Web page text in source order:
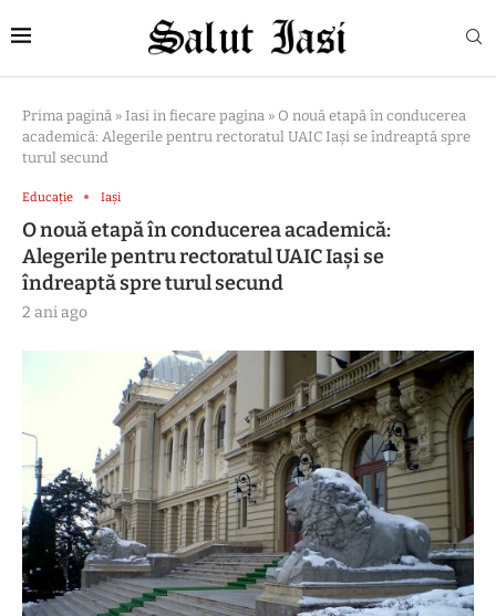
Prima pagină » Iasi in fiecare pagina » O nouă etapă în conducerea
academică: Alegerile pentru rectoratul UAIC Iași se îndreaptă spre
turul secund
Educație Iași
O nouă etapă în conducerea academică:
Alegerile pentru rectoratul UAIC Iași se
îndreaptă spre turul secund
2 ani ago